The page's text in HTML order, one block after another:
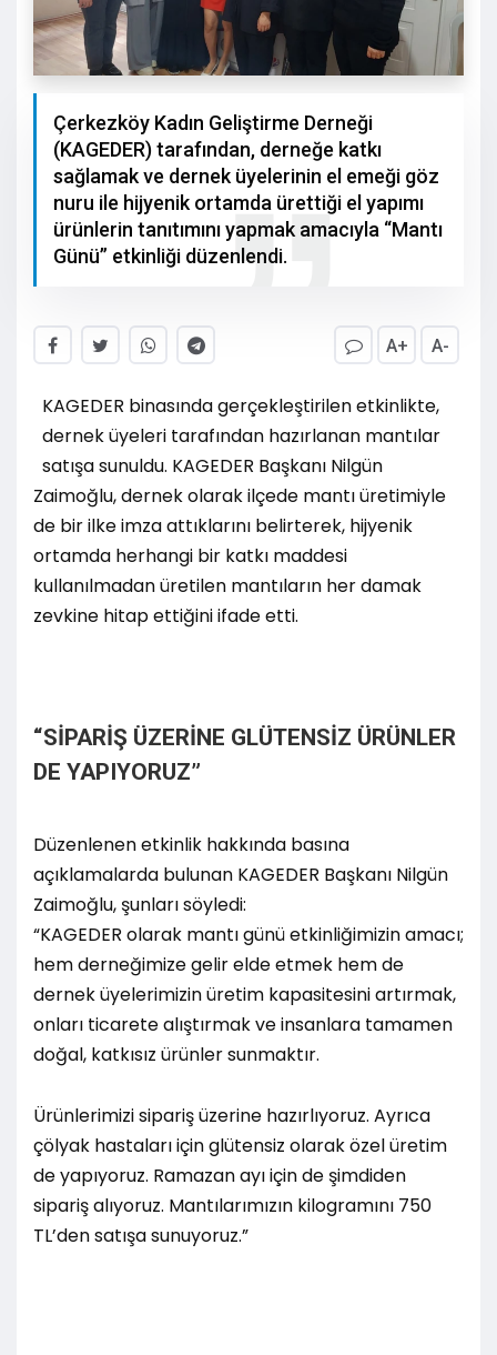
Çerkezköy Kadın Geliştirme Derneği
(KAGEDER) tarafından, derneğe katkı
sağlamak ve dernek üyelerinin el emeği göz
nuru ile hijyenik ortamda ürettiği el yapımı
ürünlerin tanıtımını yapmak amacıyla “Mantı
Günü” etkinliği düzenlendi.
A+ A-
KAGEDER binasında gerçekleştirilen etkinlikte,
dernek üyeleri tarafından hazırlanan mantılar
satışa sunuldu. KAGEDER Başkanı Nilgün
Zaimoğlu, dernek olarak ilçede mantı üretimiyle
de bir ilke imza attıklarını belirterek, hijyenik
ortamda herhangi bir katkı maddesi
kullanılmadan üretilen mantıların her damak
zevkine hitap ettiğini ifade etti.
“SİPARİŞ ÜZERİNE GLÜTENSİZ ÜRÜNLER
DE YAPIYORUZ”
Düzenlenen etkinlik hakkında basına
açıklamalarda bulunan KAGEDER Başkanı Nilgün
Zaimoğlu, şunları söyledi:
“KAGEDER olarak mantı günü etkinliğimizin amacı;
hem derneğimize gelir elde etmek hem de
dernek üyelerimizin üretim kapasitesini artırmak,
onları ticarete alıştırmak ve insanlara tamamen
doğal, katkısız ürünler sunmaktır.
Ürünlerimizi sipariş üzerine hazırlıyoruz. Ayrıca
çölyak hastaları için glütensiz olarak özel üretim
de yapıyoruz. Ramazan ayı için de şimdiden
sipariş alıyoruz. Mantılarımızın kilogramını 750
TL’den satışa sunuyoruz.”